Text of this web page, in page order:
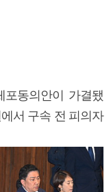
동의안이 가결됐
서 구속 전 피의자